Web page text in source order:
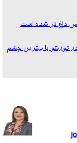
داغ تر شده است
تورنتو با بهترین چشم